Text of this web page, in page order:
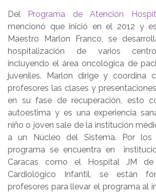
Del Programa de Atención
mencionó que inició en el 2012 y
Maestro Marlon Franco, se
hospitalización de varios
incluyendo el área oncológica de
juveniles. Marlon dirige y coordina
profesores las clases y
en su fase de recuperación, esto
autoestima y es una experiencia
niño o joven sale de la institución
a un Núcleo del Sistema. Por los
programa se encuentra en
Caracas como el Hospital JM
Cardiológico Infantil, se están
profesores para llevar el programa al